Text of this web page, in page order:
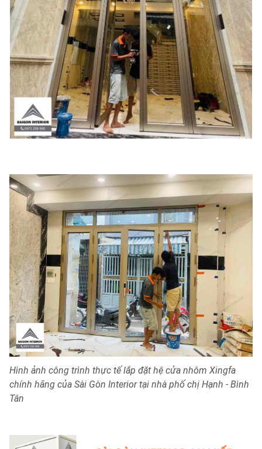
Hình ảnh công trình thực tế lắp đặt hệ cửa nhôm Xingfa
chính hãng của Sài Gòn Interior tại nhà phố chị Hạnh - Bình
Tân